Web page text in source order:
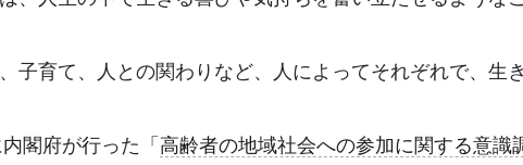
子育て、人との関わりなど、人によってそれぞれで、生
閣府が行った「 高齢者の地域社会への参加に関する意識